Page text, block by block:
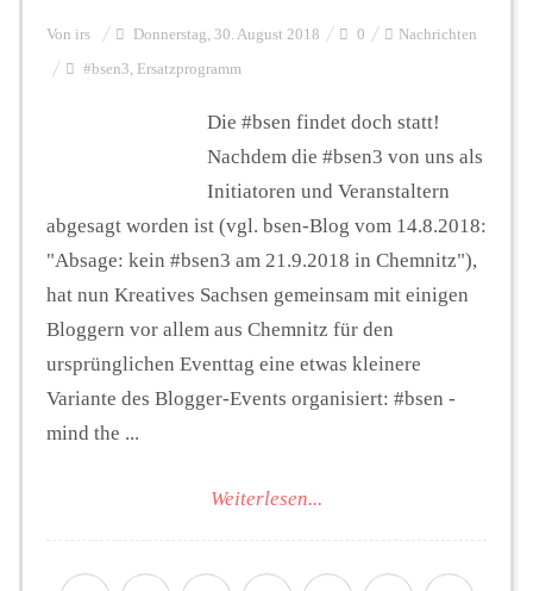
Hintergrund
FUNKTURM-Beiträge
Podcast
Seminare
Unterstützen
Von irs Donnerstag, 30. August 2018 0 Nachrichten
#bsen3, Ersatzprogramm
Die #bsen findet doch statt!
Nachdem die #bsen3 von uns als
Initiatoren und Veranstaltern
abgesagt worden ist (vgl. bsen-Blog vom 14.8.2018:
"Absage: kein #bsen3 am 21.9.2018 in Chemnitz"),
hat nun Kreatives Sachsen gemeinsam mit einigen
Bloggern vor allem aus Chemnitz für den
ursprünglichen Eventtag eine etwas kleinere
Variante des Blogger-Events organisiert: #bsen -
mind the ...
Weiterlesen...